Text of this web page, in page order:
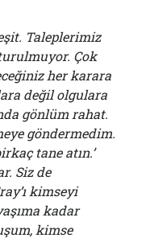
Taleplerimiz
Çok
her karara
değil olgulara
gönlüm rahat.
göndermedim.
tane atın.’
Siz de
kimseyi
kadar
kimse